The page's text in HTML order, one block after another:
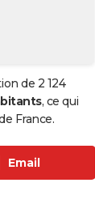
de 2 124
, ce qui
France.
Email